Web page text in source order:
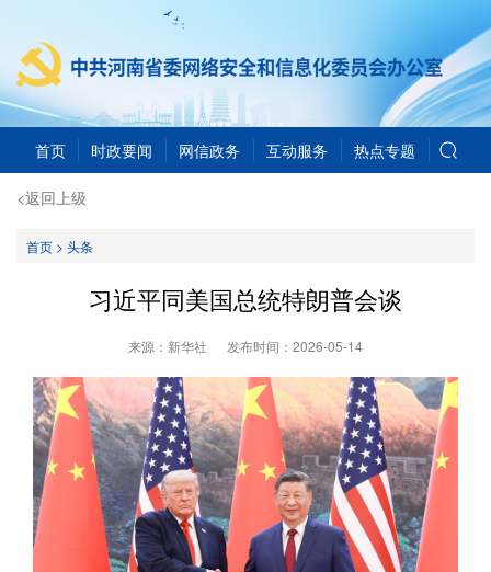
首页 时政要闻 网信政务 互动服务 热点专题
<返回上级
首页> 头条
习近平同美国总统特朗普会谈
来源：新华社 发布时间： 2026-05-14